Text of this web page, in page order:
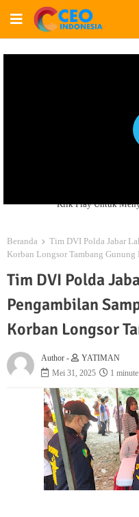
Klik Play Untuk
Beranda
Tim DVI Polda Jabar
Korban Longsor Tambang Gunung
Tim DVI Polda
Pengambilan
Korban Longsor
Author -
YATIMAN
Mei 31, 2025
1